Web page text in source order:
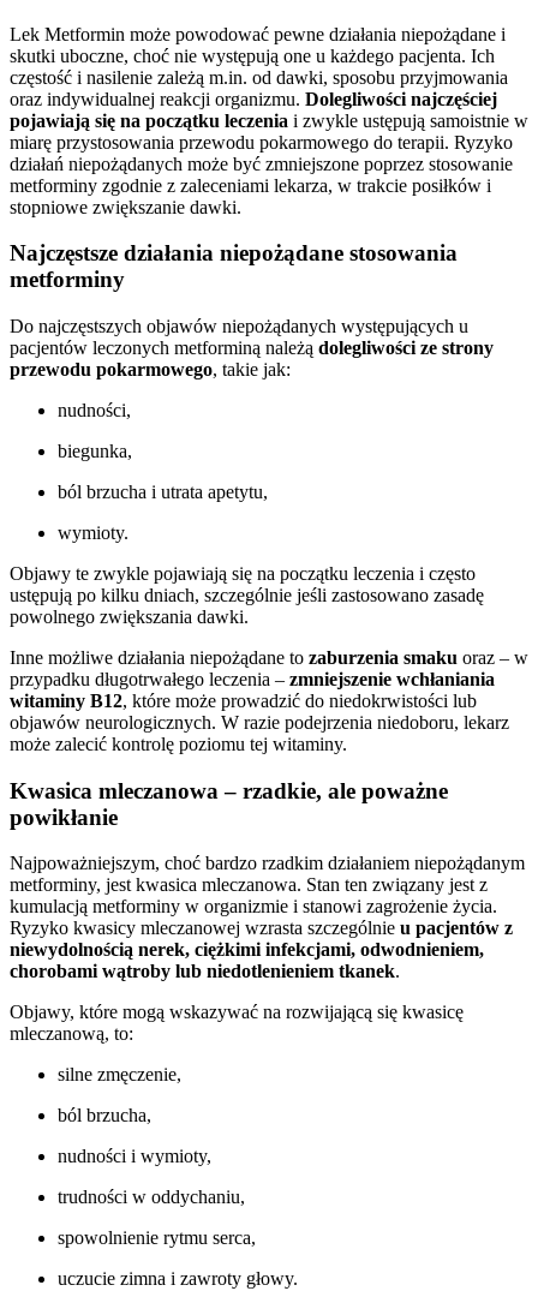
Lek Metformin może powodować pewne działania niepożądane i
skutki uboczne, choć nie występują one u każdego pacjenta. Ich
częstość i nasilenie zależą m.in. od dawki, sposobu przyjmowania
oraz indywidualnej reakcji organizmu. Dolegliwości najczęściej
pojawiają się na początku leczenia i zwykle ustępują samoistnie w
miarę przystosowania przewodu pokarmowego do terapii. Ryzyko
działań niepożądanych może być zmniejszone poprzez stosowanie
metforminy zgodnie z zaleceniami lekarza, w trakcie posiłków i
stopniowe zwiększanie dawki.
Najczęstsze działania niepożądane stosowania
metforminy
Do najczęstszych objawów niepożądanych występujących u
pacjentów leczonych metforminą należą dolegliwości ze strony
przewodu pokarmowego, takie jak:
nudności,
biegunka,
ból brzucha i utrata apetytu,
wymioty.
Objawy te zwykle pojawiają się na początku leczenia i często
ustępują po kilku dniach, szczególnie jeśli zastosowano zasadę
powolnego zwiększania dawki.
Inne możliwe działania niepożądane to zaburzenia smaku oraz – w
przypadku długotrwałego leczenia – zmniejszenie wchłaniania
witaminy B12, które może prowadzić do niedokrwistości lub
objawów neurologicznych. W razie podejrzenia niedoboru, lekarz
może zalecić kontrolę poziomu tej witaminy.
Kwasica mleczanowa – rzadkie, ale poważne
powikłanie
Najpoważniejszym, choć bardzo rzadkim działaniem niepożądanym
metforminy, jest kwasica mleczanowa. Stan ten związany jest z
kumulacją metforminy w organizmie i stanowi zagrożenie życia.
Ryzyko kwasicy mleczanowej wzrasta szczególnie u pacjentów z
niewydolnością nerek, ciężkimi infekcjami, odwodnieniem,
chorobami wątroby lub niedotlenieniem tkanek.
Objawy, które mogą wskazywać na rozwijającą się kwasicę
mleczanową, to:
silne zmęczenie,
ból brzucha,
nudności i wymioty,
trudności w oddychaniu,
spowolnienie rytmu serca,
uczucie zimna i zawroty głowy.